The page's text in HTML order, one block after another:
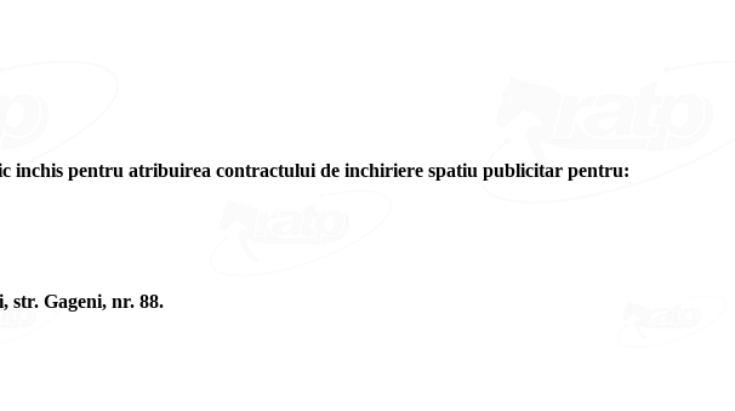
inchis pentru atribuirea contractului de inchiriere spatiu publicitar pentru:
str. Gageni, nr. 88.